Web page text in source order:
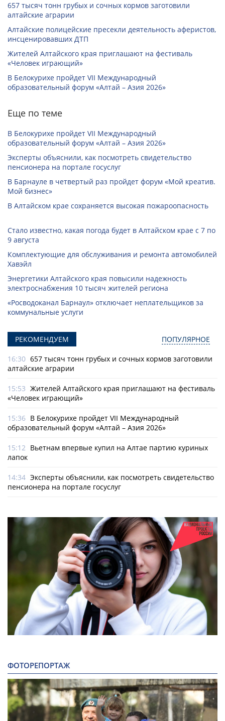
657 тысяч тонн грубых и сочных кормов заготовили
алтайские аграрии
Алтайские полицейские пресекли деятельность аферистов,
инсценировавших ДТП
Жителей Алтайского края приглашают на фестиваль
«Человек играющий»
В Белокурихе пройдет VII Международный
образовательный форум «Алтай – Азия 2026»
Еще по теме
В Белокурихе пройдет VII Международный
образовательный форум «Алтай – Азия 2026»
Эксперты объяснили, как посмотреть свидетельство
пенсионера на портале госуслуг
В Барнауле в четвертый раз пройдет форум «Мой креатив.
Мой бизнес»
В Алтайском крае сохраняется высокая пожароопасность
Стало известно, какая погода будет в Алтайском крае с 7 по
9 августа
Комплектующие для обслуживания и ремонта автомобилей
Хавэйл
Энергетики Алтайского края повысили надежность
электроснабжения 10 тысяч жителей региона
«Росводоканал Барнаул» отключает неплательщиков за
коммунальные услуги
РЕКОМЕНДУЕМ ПОПУЛЯРНОЕ
16:30 657 тысяч тонн грубых и сочных кормов заготовили
алтайские аграрии
15:53 Жителей Алтайского края приглашают на фестиваль
«Человек играющий»
15:36 В Белокурихе пройдет VII Международный
образовательный форум «Алтай – Азия 2026»
15:12 Вьетнам впервые купил на Алтае партию куриных
лапок
14:34 Эксперты объяснили, как посмотреть свидетельство
пенсионера на портале госуслуг
ФОТОРЕПОРТАЖ